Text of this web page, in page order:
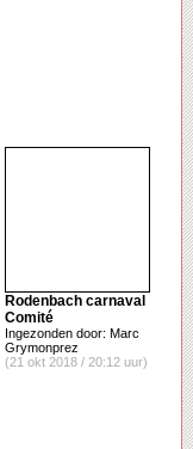
Rodenbach carnaval
Comité
Ingezonden door: Marc
Grymonprez
(21 okt 2018 / 20:12 uur)